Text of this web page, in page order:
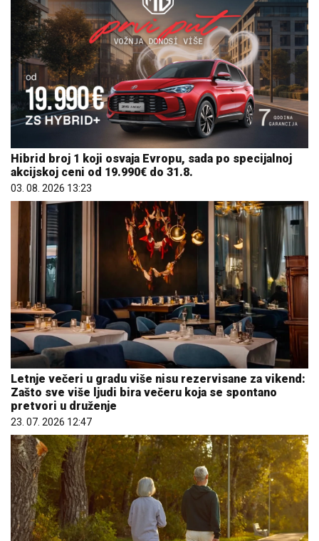
Hibrid broj 1 koji osvaja Evropu, sada po specijalnoj
akcijskoj ceni od 19.990€ do 31.8.
03. 08. 2026 13:23
Letnje večeri u gradu više nisu rezervisane za vikend:
Zašto sve više ljudi bira večeru koja se spontano
pretvori u druženje
23. 07. 2026 12:47